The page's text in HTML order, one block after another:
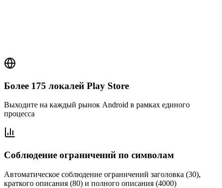
Более 175 локалей Play Store
Выходите на каждый рынок Android в рамках единого
процесса
Соблюдение ограничений по символам
Автоматическое соблюдение ограничений заголовка (30),
краткого описания (80) и полного описания (4000)